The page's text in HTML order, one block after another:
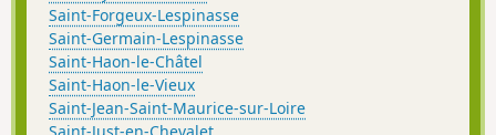
Saint-Forgeux-Lespinasse
Saint-Germain-Lespinasse
Saint-Haon-le-Châtel
Saint-Haon-le-Vieux
Saint-Jean-Saint-Maurice-sur-Loire